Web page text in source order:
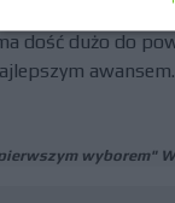
de Vries'a. Junior
dość dużo do
awansem.
wyborem"